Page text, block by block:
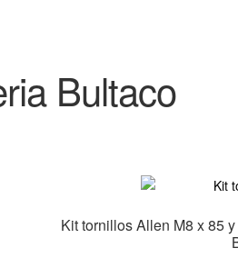
Bultaco
Kit tornillos Allen M8 x 85